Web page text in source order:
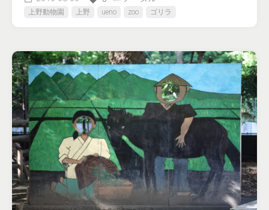
上野動物園 上野 ueno zoo ゴリラ